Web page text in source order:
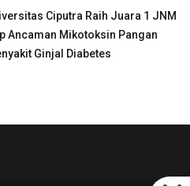
Ciputra Raih Juara 1 JNM
Ancaman Mikotoksin Pangan
Ginjal Diabetes